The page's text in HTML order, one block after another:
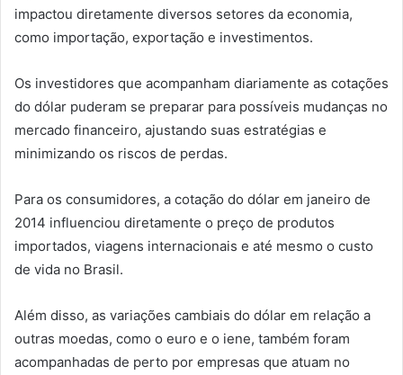
impactou diretamente diversos setores da economia,
como importação, exportação e investimentos.
Os investidores que acompanham diariamente as cotações
do dólar puderam se preparar para possíveis mudanças no
mercado financeiro, ajustando suas estratégias e
minimizando os riscos de perdas.
Para os consumidores, a cotação do dólar em janeiro de
2014 influenciou diretamente o preço de produtos
importados, viagens internacionais e até mesmo o custo
de vida no Brasil.
Além disso, as variações cambiais do dólar em relação a
outras moedas, como o euro e o iene, também foram
acompanhadas de perto por empresas que atuam no